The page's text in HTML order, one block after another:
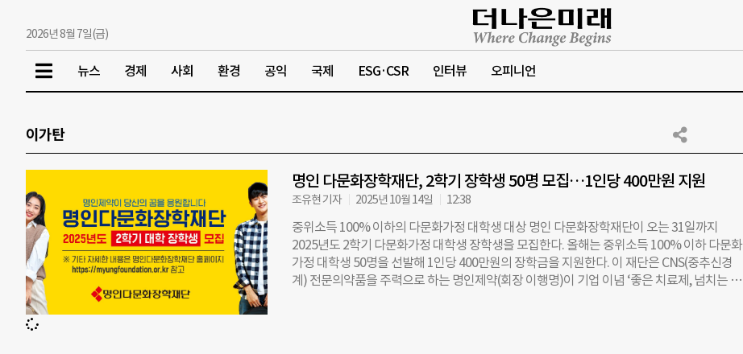
2026년 8월 7일(금)
뉴스 경제 사회 환경 공익 국제 ESG·CSR 인터뷰 오피니언
이가탄
명인 다문화장학재단, 2학기 장학생 50명 모집…1인당 400만원 지원
조유현 기자 2025년 10월 14일 12:38
중위소득 100% 이하의 다문화가정 대학생 대상 명인 다문화장학재단이 오는 31일까지
2025년도 2학기 다문화가정 대학생 장학생을 모집한다. 올해는 중위소득 100% 이하 다문화
가정 대학생 50명을 선발해 1인당 400만원의 장학금을 지원한다. 이 재단은 CNS(중추신경
계) 전문의약품을 주력으로 하는 명인제약(회장 이행명)이 기업 이념 ‘좋은 치료제, 넘치는 건